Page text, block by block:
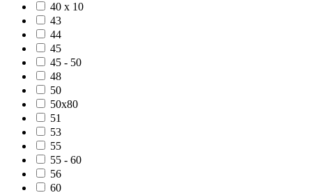
40 x 10
43
44
45
45 - 50
48
50
50x80
51
53
55
55 - 60
56
60